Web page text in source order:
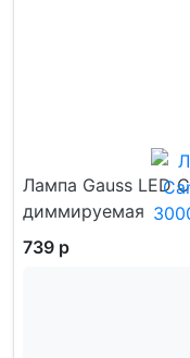
Лампа Gauss LED
диммируемая
739 р